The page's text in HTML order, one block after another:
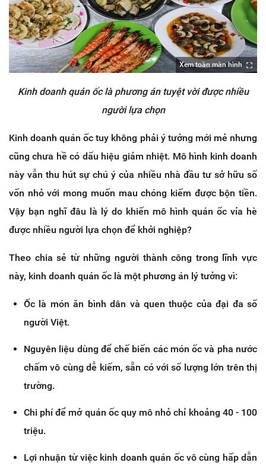
Xem toàn màn hình
Kinh doanh quán ốc là phương án tuyệt vời được nhiều
người lựa chọn
Kinh doanh quán ốc tuy không phải ý tưởng mới mẻ nhưng
cũng chưa hề có dấu hiệu giảm nhiệt. Mô hình kinh doanh
này vẫn thu hút sự chú ý của nhiều nhà đầu tư sở hữu số
vốn nhỏ với mong muốn mau chóng kiếm được bộn tiền.
Vậy bạn nghĩ đâu là lý do khiến mô hình quán ốc vỉa hè
được nhiều người lựa chọn để khởi nghiệp?
Theo chia sẻ từ những người thành công trong lĩnh vực
này, kinh doanh quán ốc là một phương án lý tưởng vì:
Ốc là món ăn bình dân và quen thuộc của đại đa số
người Việt.
Nguyên liệu dùng để chế biến các món ốc và pha nước
chấm vô cùng dễ kiếm, sẵn có với số lượng lớn trên thị
trường.
Chi phí để mở quán ốc quy mô nhỏ chỉ khoảng 40 - 100
triệu.
Lợi nhuận từ việc kinh doanh quán ốc vô cùng hấp dẫn